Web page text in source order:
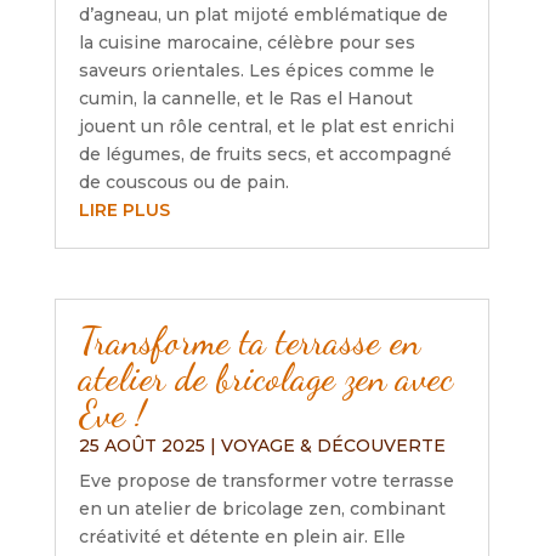
d’agneau, un plat mijoté emblématique de
la cuisine marocaine, célèbre pour ses
saveurs orientales. Les épices comme le
cumin, la cannelle, et le Ras el Hanout
jouent un rôle central, et le plat est enrichi
de légumes, de fruits secs, et accompagné
de couscous ou de pain.
LIRE PLUS
Transforme ta terrasse en
atelier de bricolage zen avec
Eve !
25 AOÛT 2025
VOYAGE & DÉCOUVERTE
Eve propose de transformer votre terrasse
en un atelier de bricolage zen, combinant
créativité et détente en plein air. Elle